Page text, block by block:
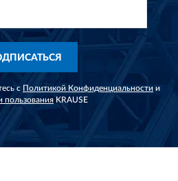
с Политикой Конфиденциальности и
пользованияKRAUSE